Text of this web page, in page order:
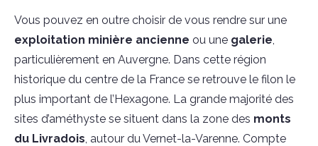
Vous pouvez en outre choisir de vous rendre sur une
exploitation minière ancienne ou une galerie,
particulièrement en Auvergne. Dans cette région
historique du centre de la France se retrouve le filon le
plus important de l’Hexagone. La grande majorité des
sites d’améthyste se situent dans la zone des monts
du Livradois, autour du Vernet-la-Varenne. Compte